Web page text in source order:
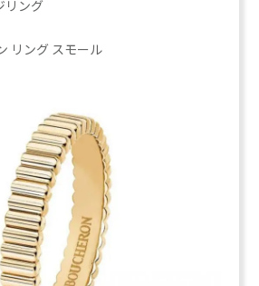
リング
リング スモール